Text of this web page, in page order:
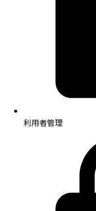
利用者管理